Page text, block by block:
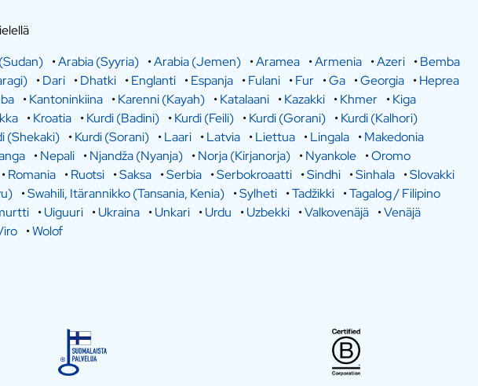
•Arabia (Syyria) •Arabia (Jemen) •Aramea •Armenia •Azeri •Bemba
•Dari •Dhatki •Englanti •Espanja •Fulani •Fur •Ga •Georgia •Heprea
•Kantoninkiina •Karenni (Kayah) •Katalaani •Kazakki •Khmer •Kiga
•Kroatia •Kurdi (Badini) •Kurdi (Feili) •Kurdi (Gorani) •Kurdi (Kalhori)
(Shekaki) •Kurdi (Sorani) •Laari •Latvia •Liettua •Lingala •Makedonia
•Nepali •Njandža (Nyanja) •Norja (Kirjanorja) •Nyankole •Oromo
•Romania •Ruotsi •Saksa •Serbia •Serbokroaatti •Sindhi •Sinhala •Slovakki
•Swahili, Itärannikko (Tansania, Kenia) •Sylheti •Tadžikki •Tagalog / Filipino
•Uiguuri •Ukraina •Unkari •Urdu •Uzbekki •Valkovenäjä •Venäjä
•Wolof